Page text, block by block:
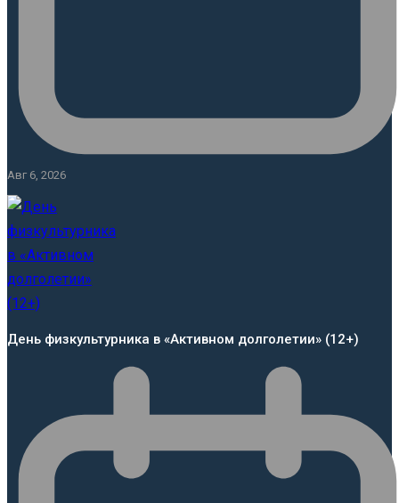
Авг 6, 2026
День физкультурника в «Активном долголетии» (12+)